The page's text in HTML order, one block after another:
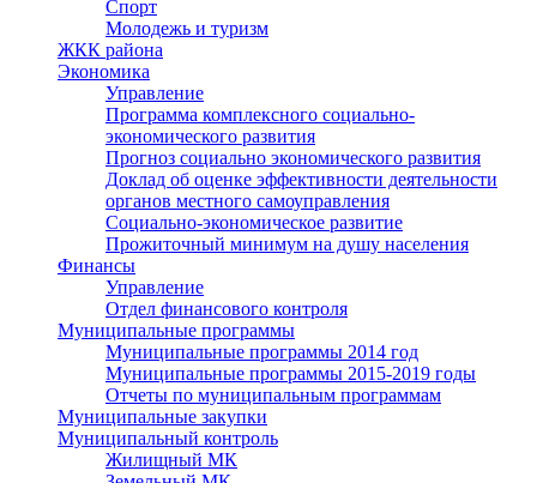
Спорт
Молодежь и туризм
ЖКК района
Экономика
Управление
Программа комплексного социально-
экономического развития
Прогноз социально экономического развития
Доклад об оценке эффективности деятельности
органов местного самоуправления
Социально-экономическое развитие
Прожиточный минимум на душу населения
Финансы
Управление
Отдел финансового контроля
Муниципальные программы
Муниципальные программы 2014 год
Муниципальные программы 2015-2019 годы
Отчеты по муниципальным программам
Муниципальные закупки
Муниципальный контроль
Жилищный МК